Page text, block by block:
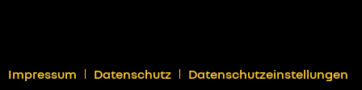
Impressum Datenschutz Datenschutzeinstellungen